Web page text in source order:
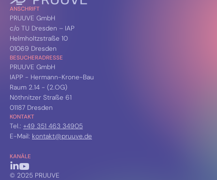
ANSCHRIFT
PRUUVE GmbH
c/o TU Dresden – IAP
Helmholtzstraße 10
01069 Dresden
BESUCHERADRESSE
PRUUVE GmbH
IAPP - Hermann-Krone-Bau
Raum 2.14 - (2.OG)
Nöthnitzer Straße 61
01187 Dresden
KONTAKT
Tel.: +49 351 463 34905
E-Mail: kontakt@pruuve.de
KANÄLE
© 2025 PRUUVE